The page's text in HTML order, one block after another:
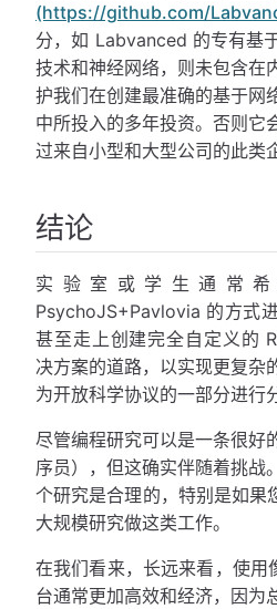
(https://github.com/
分，如 Labvanced 的专有基
技术和神经网络，则未包含在
护我们在创建最准确的基于网
中所投入的多年投资。否则它
过来自小型和大型公司的此类
结论
实验室或学生通常
PsychoJS+Pavlovia 的方式
甚至走上创建完全自定义的
决方案的道路，以实现更复杂
为开放科学协议的一部分进行
尽管编程研究可以是一条很好
序员），但这确实伴随着挑战
个研究是合理的，特别是如果
大规模研究做这类工作。
在我们看来，长远来看，使
台通常更加高效和经济，因为